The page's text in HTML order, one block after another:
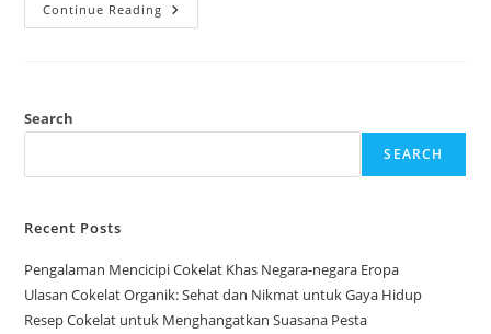
Continue Reading Perbedaan
Cokelat
Search
SEARCH
Recent Posts
Pengalaman Mencicipi Cokelat Khas Negara-negara Eropa
Ulasan Cokelat Organik: Sehat dan Nikmat untuk Gaya Hidup
Resep Cokelat untuk Menghangatkan Suasana Pesta